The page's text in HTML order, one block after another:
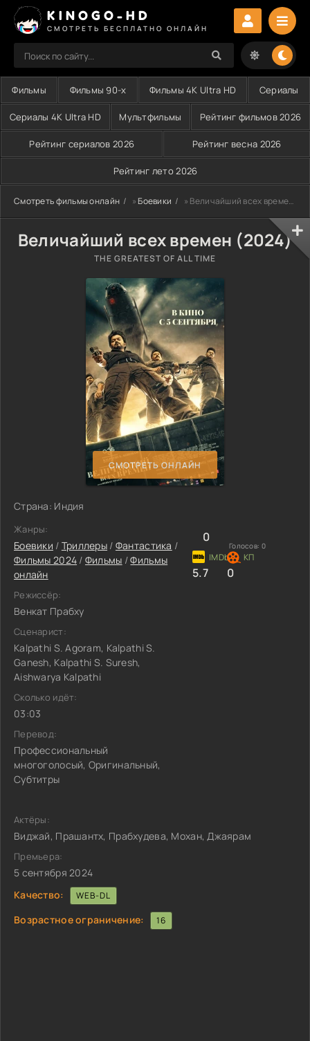
KINOGO-HD
СМОТРЕТЬ БЕСПЛАТНО ОНЛАЙН
Фильмы Фильмы 90-х Фильмы 4K Ultra HD Сериалы
Сериалы 4K Ultra HD Мультфильмы Рейтинг фильмов 2026
Рейтинг сериалов 2026 Рейтинг весна 2026
Рейтинг лето 2026
Смотреть фильмы онлайн »Боевики » Величайший всех времен (2024)
Величайший всех времен (2024)
THE GREATEST OF ALL TIME
СМОТРЕТЬ ОНЛАЙН
Страна: Индия
Жанры:
Боевики / Триллеры / Фантастика /
Фильмы 2024 / Фильмы /Фильмы
онлайн
Режиссёр:
Венкат Прабху
Сценарист:
Kalpathi S. Agoram, Kalpathi S.
Ganesh, Kalpathi S. Suresh,
Aishwarya Kalpathi
Сколько идёт:
03:03
Перевод:
Профессиональный
многоголосый, Оригинальный,
Субтитры
0
Голосов: 0
5.7 0
Актёры:
Виджай, Прашантх, Прабхудева, Мохан, Джаярам
Премьера:
5 сентября 2024
Качество:
WEB-DL
Возрастное ограничение: 16